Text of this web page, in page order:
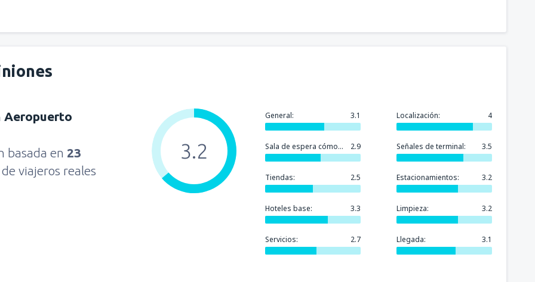
Aeropuerto
basada en 23
de viajeros reales
General: 3.1 Localización: 4
Sala de espera cómoda: 2.9 Señales de terminal: 3.5
Tiendas: 2.5 Estacionamientos: 3.2
Hoteles base: 3.3 Limpieza: 3.2
Servicios: 2.7 Llegada: 3.1
3.2